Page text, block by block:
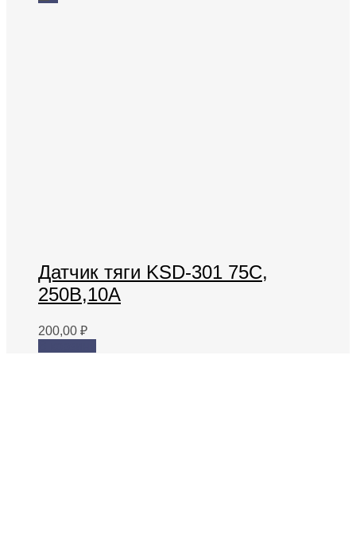
Датчик тяги KSD-301 75C,
250B,10A
200,00 ₽